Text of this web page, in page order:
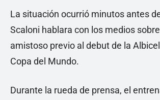
La situación ocurrió minutos antes
Scaloni hablara con los medios
amistoso previo al debut de la
Copa del Mundo.
Durante la rueda de prensa, el